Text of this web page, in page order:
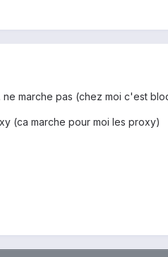
marche pas (chez moi c'est
(ca marche pour moi les proxy)